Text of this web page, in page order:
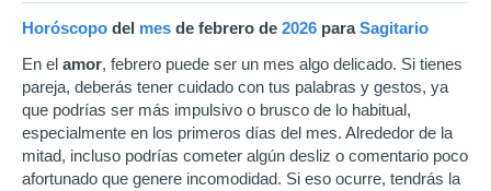
Horóscopo del mes de febrero de 2026 paraSagitario
En el amor, febrero puede ser un mes algo delicado. Si tienes
pareja, deberás tener cuidado con tus palabras y gestos, ya
que podrías ser más impulsivo o brusco de lo habitual,
especialmente en los primeros días del mes. Alrededor de la
mitad, incluso podrías cometer algún desliz o comentario poco
afortunado que genere incomodidad. Si eso ocurre, tendrás la